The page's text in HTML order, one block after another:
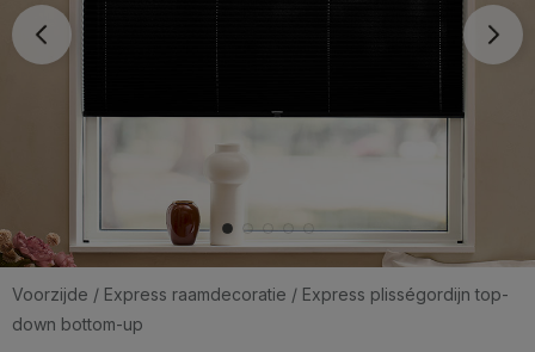
Voorzijde / Express raamdecoratie / Express plisségordijn top-
down bottom-up